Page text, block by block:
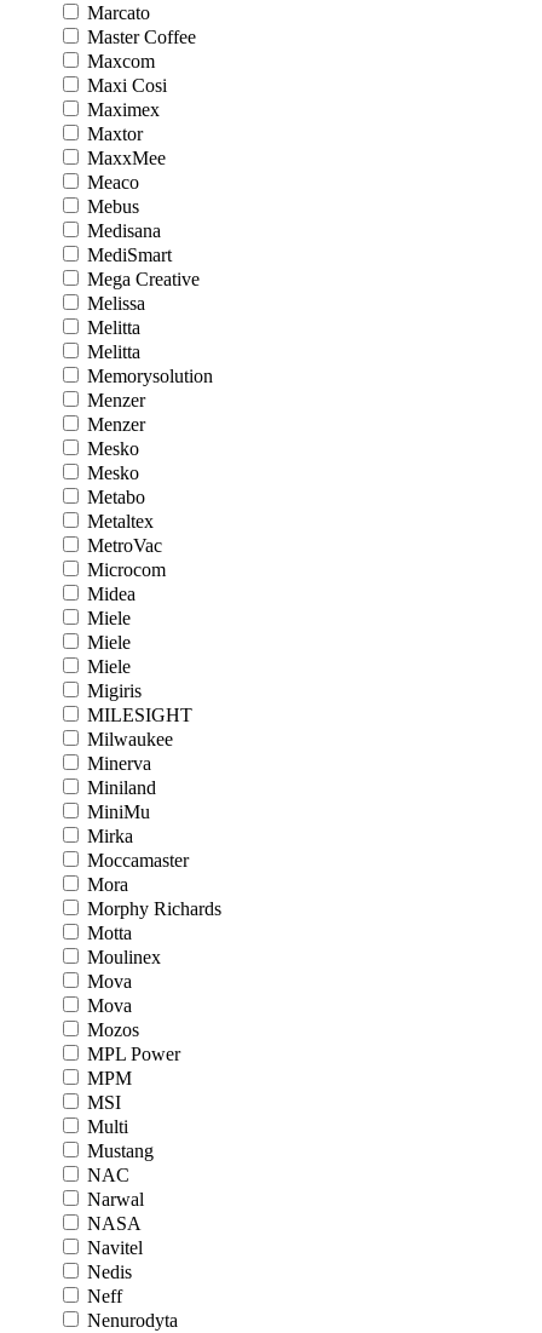
Marcato
Master Coffee
Maxcom
Maxi Cosi
Maximex
Maxtor
MaxxMee
Meaco
Mebus
Medisana
MediSmart
Mega Creative
Melissa
Melitta
Melitta
Memorysolution
Menzer
Menzer
Mesko
Mesko
Metabo
Metaltex
MetroVac
Microcom
Midea
Miele
Miele
Miele
Migiris
MILESIGHT
Milwaukee
Minerva
Miniland
MiniMu
Mirka
Moccamaster
Mora
Morphy Richards
Motta
Moulinex
Mova
Mova
Mozos
MPL Power
MPM
MSI
Multi
Mustang
NAC
Narwal
NASA
Navitel
Nedis
Neff
Nenurodyta